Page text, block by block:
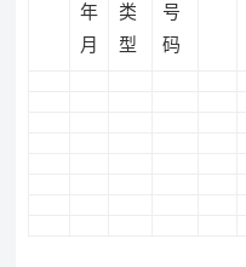
年
月
类
型
号
码